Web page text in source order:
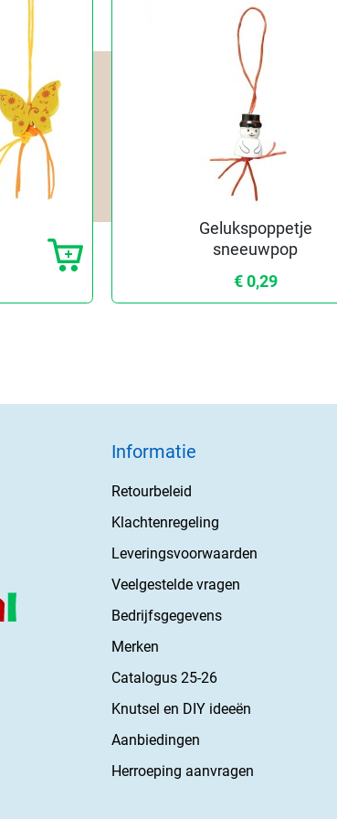
Gelukspoppetje
sneeuwpop
€ 0,29
Informatie
Retourbeleid
Klachtenregeling
Leveringsvoorwaarden
Veelgestelde vragen
Bedrijfsgegevens
Merken
Catalogus 25-26
Knutsel en DIY ideeën
Aanbiedingen
Herroeping aanvragen